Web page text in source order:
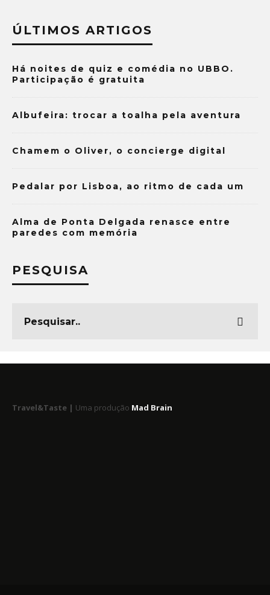
ÚLTIMOS ARTIGOS
Há noites de quiz e comédia no UBBO.
Participação é gratuita
Albufeira: trocar a toalha pela aventura
Chamem o Oliver, o concierge digital
Pedalar por Lisboa, ao ritmo de cada um
Alma de Ponta Delgada renasce entre
paredes com memória
PESQUISA
Travel&Taste | Uma produção Mad Brain